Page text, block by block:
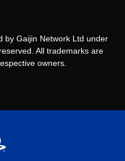
by Gaijin Network Ltd under
All trademarks are
owners.